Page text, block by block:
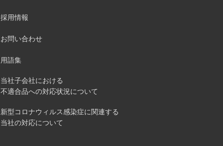
採用情報
お問い合わせ
用語集
当社子会社における
不適合品への対応状況について
新型コロナウィルス感染症に関連する
当社の対応について